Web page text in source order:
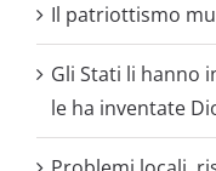
Il patriottismo
Gli Stati li hanno
le ha inventate